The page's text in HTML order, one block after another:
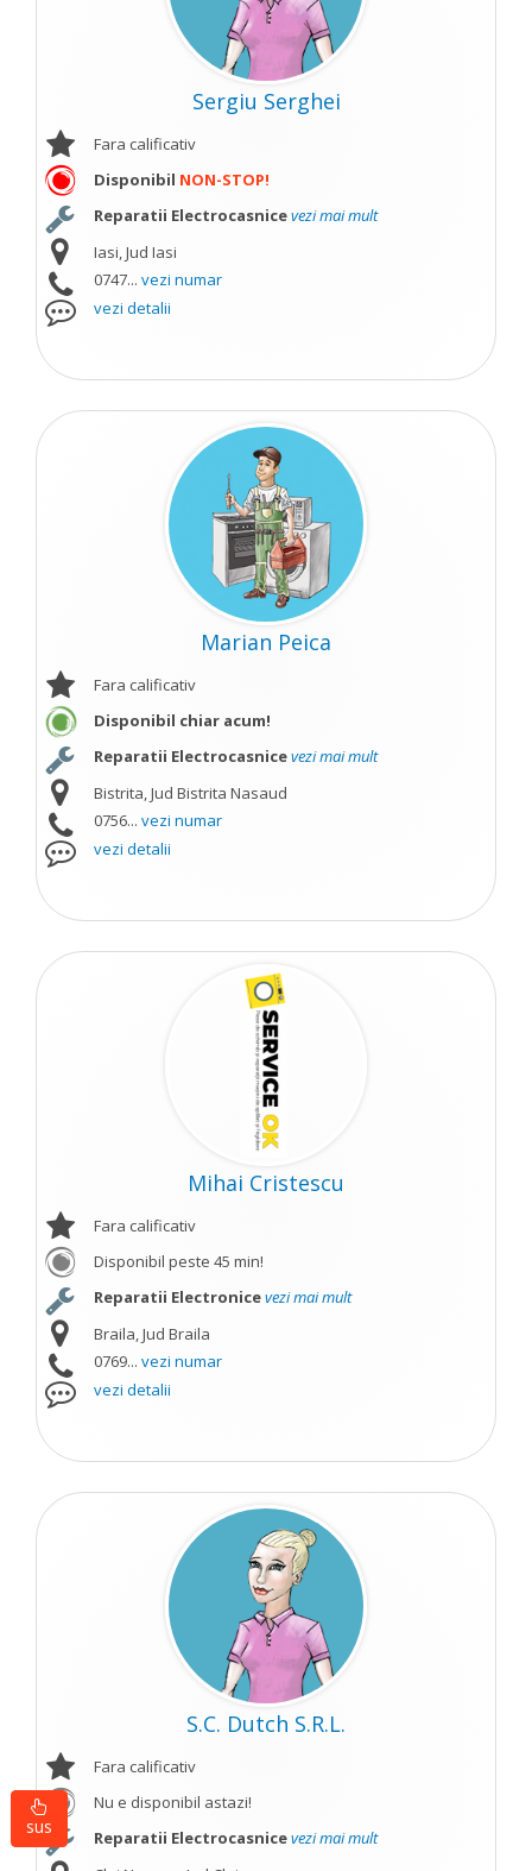
Sergiu Serghei
Fara calificativ
Disponibil NON-STOP!
Reparatii Electrocasnicevezi mai mult
Iasi, Jud Iasi
0747... vezi numar
vezi detalii
Marian Peica
Fara calificativ
Disponibil chiar acum!
Reparatii Electrocasnicevezi mai mult
Bistrita, Jud Bistrita Nasaud
0756... vezi numar
vezi detalii
Mihai Cristescu
Fara calificativ
Disponibil peste 45 min!
Reparatii Electronicevezi mai mult
Braila, Jud Braila
0769... vezi numar
vezi detalii
S.C. Dutch S.R.L.
Fara calificativ
Nu e disponibil astazi!
Reparatii Electrocasnicevezi mai mult
sus